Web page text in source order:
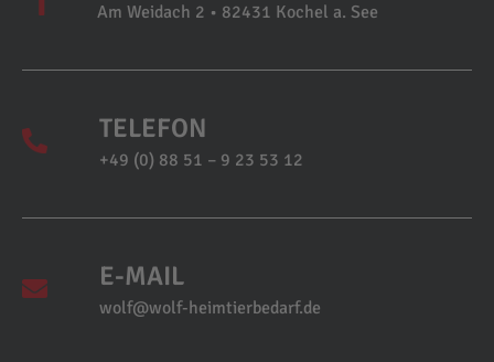
Am Weidach 2 • 82431 Kochel a. See
TELEFON
+49 (0) 88 51 – 9 23 53 12
E-MAIL
wolf@wolf-heimtierbedarf.de